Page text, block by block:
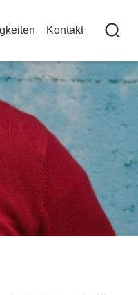
Kontakt